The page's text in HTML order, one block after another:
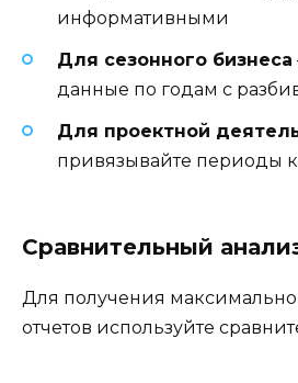
информативными
Для сезонного бизнеса
данные по годам с
Для проектной
привязывайте периоды к
Сравнительный
Для получения
отчетов используйте